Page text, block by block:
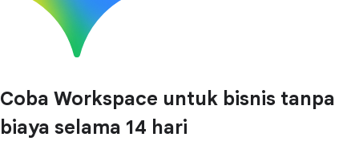
Coba Workspace untuk bisnis tanpa
biaya selama 14 hari